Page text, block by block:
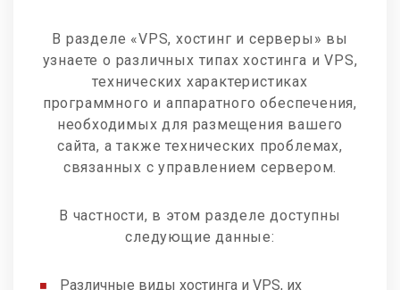
В разделе «VPS, хостинг и серверы» вы
узнаете о различных типах хостинга и VPS,
технических характеристиках
программного и аппаратного обеспечения,
необходимых для размещения вашего
сайта, а также технических проблемах,
связанных с управлением сервером.
В частности, в этом разделе доступны
следующие данные:
Различные виды хостинга и VPS, их